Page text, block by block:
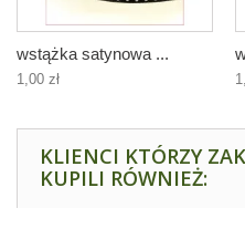
wstążka satynowa ...
1,00 zł
KLIENCI KTÓRZY
KUPILI RÓWNIEŻ: